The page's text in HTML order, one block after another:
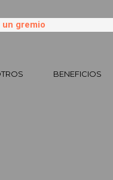
BENEFICIOS